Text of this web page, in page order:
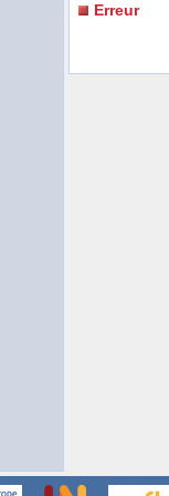
Erreur